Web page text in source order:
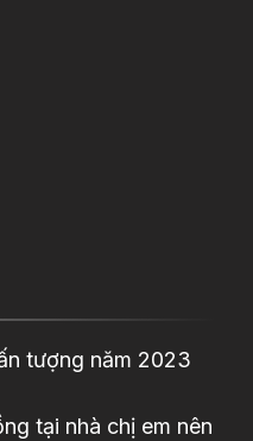
tượng năm 2023
tại nhà chị em nên